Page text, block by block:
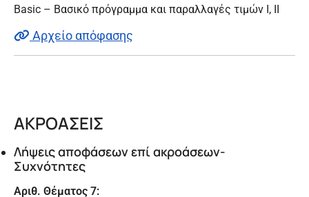
Basic – Βασικό πρόγραμμα και παραλλαγές τιμών Ι, ΙΙ
Αρχείο απόφασης
ΑΚΡΟΑΣΕΙΣ
Λήψεις αποφάσεων επί ακροάσεων-
Συχνότητες
Αριθ. Θέματος 7: